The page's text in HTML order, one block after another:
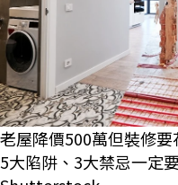
老屋降價500萬但裝修
5大陷阱、3大禁忌一定